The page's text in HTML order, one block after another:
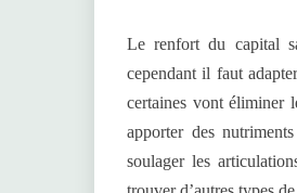
Le renfort du capital
cependant il faut
certaines vont éliminer
apporter des
soulager les